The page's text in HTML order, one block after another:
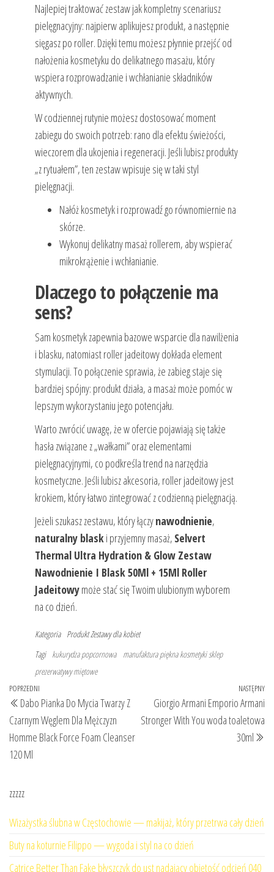
Najlepiej traktować zestaw jak kompletny scenariusz
pielęgnacyjny: najpierw aplikujesz produkt, a następnie
sięgasz po roller. Dzięki temu możesz płynnie przejść od
nałożenia kosmetyku do delikatnego masażu, który
wspiera rozprowadzanie i wchłanianie składników
aktywnych.
W codziennej rutynie możesz dostosować moment
zabiegu do swoich potrzeb: rano dla efektu świeżości,
wieczorem dla ukojenia i regeneracji. Jeśli lubisz produkty
„z rytuałem”, ten zestaw wpisuje się w taki styl
pielęgnacji.
Nałóż kosmetyk i rozprowadź go równomiernie na
skórze.
Wykonuj delikatny masaż rollerem, aby wspierać
mikrokrążenie i wchłanianie.
Dlaczego to połączenie ma
sens?
Sam kosmetyk zapewnia bazowe wsparcie dla nawilżenia
i blasku, natomiast roller jadeitowy dokłada element
stymulacji. To połączenie sprawia, że zabieg staje się
bardziej spójny: produkt działa, a masaż może pomóc w
lepszym wykorzystaniu jego potencjału.
Warto zwrócić uwagę, że w ofercie pojawiają się także
hasła związane z „wałkami” oraz elementami
pielęgnacyjnymi, co podkreśla trend na narzędzia
kosmetyczne. Jeśli lubisz akcesoria, roller jadeitowy jest
krokiem, który łatwo zintegrować z codzienną pielęgnacją.
Jeżeli szukasz zestawu, który łączynawodnienie,
naturalny blaski przyjemny masaż, Selvert
Thermal Ultra Hydration & Glow Zestaw
Nawodnienie I Blask 50Ml + 15Ml Roller
Jadeitowymoże stać się Twoim ulubionym wyborem
na co dzień.
Kategoria ProduktZestawy dla kobiet
Tagi kukurydza popcornowa
manufaktura piękna kosmetyki sklep
prezerwatywy miętowe
Nawigacja
wpisu
Poprzedni
wpis
POPRZEDNI
Dabo Pianka Do Mycia Twarzy Z
Czarnym Węglem Dla Mężczyzn
Homme Black Force Foam Cleanser
120 Ml
NASTĘPNY
Giorgio Armani Emporio Armani
Stronger With You woda toaletowa
30ml
zzzzz
Wizażystka ślubna w Częstochowie — makijaż, który przetrwa cały dzień
Buty na koturnie Filippo — wygoda i styl na co dzień
Catrice Better Than Fake błyszczyk do ust nadający objętość odcień 040